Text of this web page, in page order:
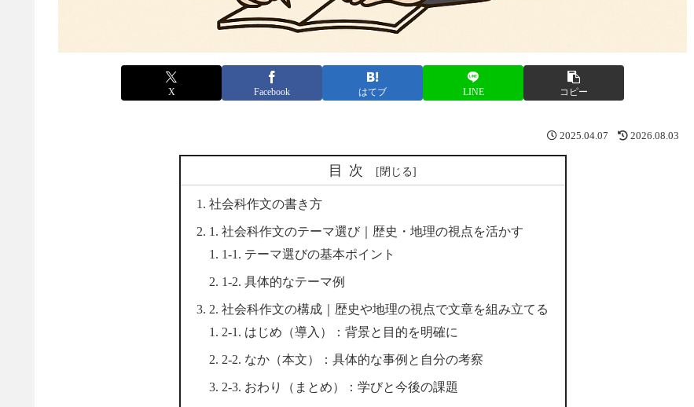
X Facebook はてブ LINE コピー
2025.04.07 2026.08.03
目次
社会科作文の書き方
1. 社会科作文のテーマ選び｜歴史・地理の視点を活かす
1-1. テーマ選びの基本ポイント
1-2. 具体的なテーマ例
2. 社会科作文の構成｜歴史や地理の視点で文章を組み立てる
2-1. はじめ（導入）：背景と目的を明確に
2-2. なか（本文）：具体的な事例と自分の考察
2-3. おわり（まとめ）：学びと今後の課題